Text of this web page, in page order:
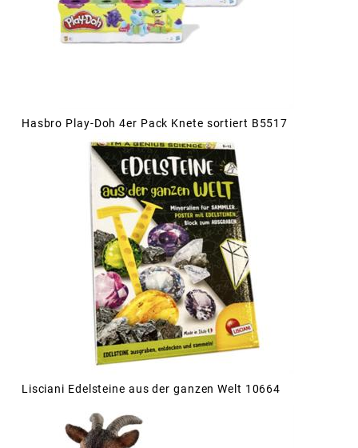
Hasbro Play-Doh 4er Pack Knete sortiert B5517
Lisciani Edelsteine aus der ganzen Welt 10664